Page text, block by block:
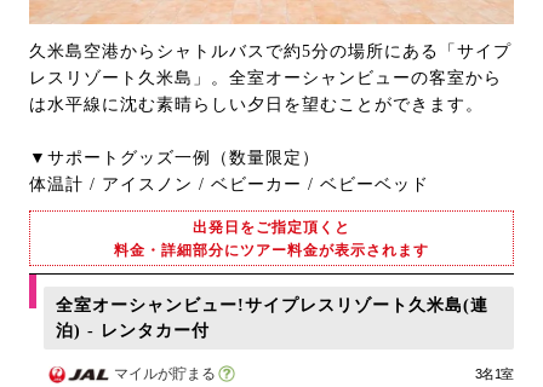
久米島空港からシャトルバスで約5分の場所にある「サイプ
レスリゾート久米島」。全室オーシャンビューの客室から
は水平線に沈む素晴らしい夕日を望むことができます。
▼サポートグッズ一例（数量限定）
体温計 / アイスノン / ベビーカー / ベビーベッド
出発日をご指定頂くと
料金・詳細部分にツアー料金が表示されます
全室オーシャンビュー!サイプレスリゾート久米島(連
泊) - レンタカー付
マイルが貯まる
3名1室